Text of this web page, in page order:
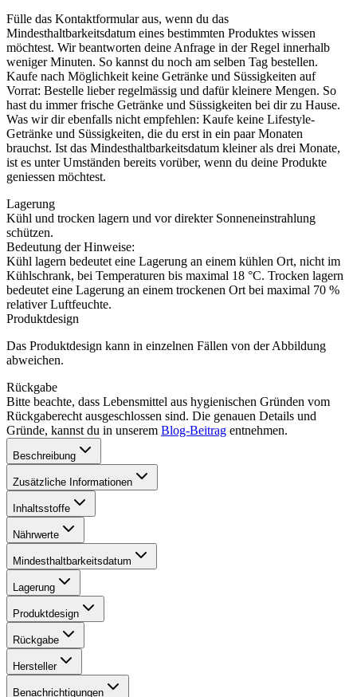
Fülle das Kontaktformular aus, wenn du das
Mindesthaltbarkeitsdatum eines bestimmten Produktes wissen
möchtest. Wir beantworten deine Anfrage in der Regel innerhalb
weniger Minuten. So kannst du noch am selben Tag bestellen.
Kaufe nach Möglichkeit keine Getränke und Süssigkeiten auf
Vorrat: Bestelle lieber regelmässig und dafür kleinere Mengen. So
hast du immer frische Getränke und Süssigkeiten bei dir zu Hause.
Was wir dir ebenfalls nicht empfehlen: Kaufe keine Lifestyle-
Getränke und Süssigkeiten, die du erst in ein paar Monaten
brauchst. Ist das Mindesthaltbarkeitsdatum kleiner als drei Monate,
ist es unter Umständen bereits vorüber, wenn du deine Produkte
geniessen möchtest.
Lagerung
Kühl und trocken lagern und vor direkter Sonneneinstrahlung
schützen.
Bedeutung der Hinweise:
Kühl lagern bedeutet eine Lagerung an einem kühlen Ort, nicht im
Kühlschrank, bei Temperaturen bis maximal 18 °C. Trocken lagern
bedeutet eine Lagerung an einem trockenen Ort bei maximal 70 %
relativer Luftfeuchte.
Produktdesign
Das Produktdesign kann in einzelnen Fällen von der Abbildung
abweichen.
Rückgabe
Bitte beachte, dass Lebensmittel aus hygienischen Gründen vom
Rückgaberecht ausgeschlossen sind. Die genauen Details und
Gründe, kannst du in unserem Blog-Beitrag entnehmen.
Beschreibung
Zusätzliche Informationen
Inhaltsstoffe
Nährwerte
Mindesthaltbarkeitsdatum
Lagerung
Produktdesign
Rückgabe
Hersteller
Benachrichtigungen